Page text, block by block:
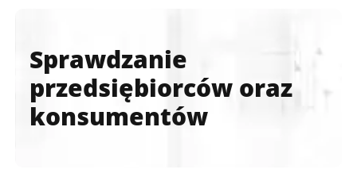
Sprawdzanie
przedsiębiorców oraz
konsumentów